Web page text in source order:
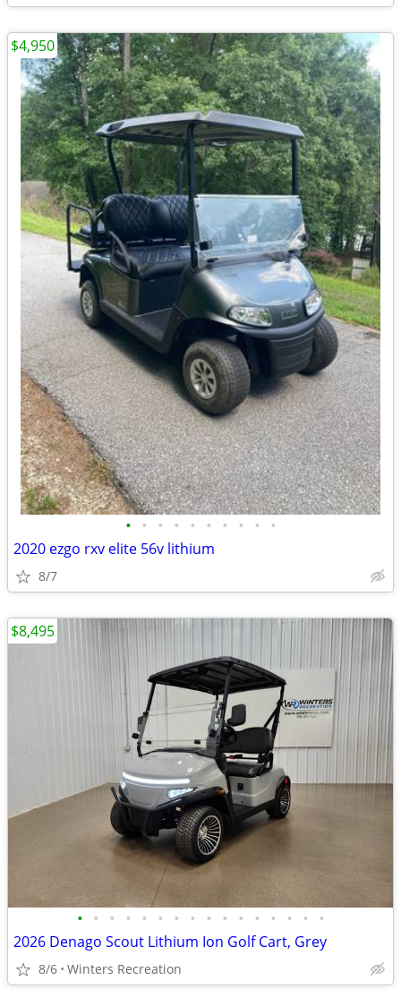
• • • • • • • • • •
2020 ezgo rxv elite 56v lithium
8/7
$4,950
• • • • • • • • • • • • • • • •
2026 Denago Scout Lithium Ion Golf Cart, Grey
8/6 Winters Recreation
$8,495